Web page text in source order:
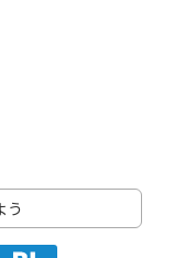
う